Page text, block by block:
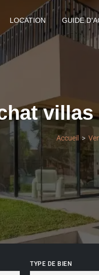
LOCATION GUIDE
villas
Accueil
TYPE DE BIEN